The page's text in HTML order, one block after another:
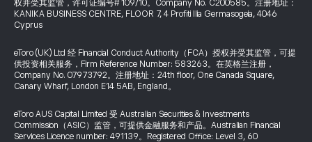
权并受其监管，许可证编号# 109/10。Company No. C200585。注册地址：
KANIKA BUSINESS CENTRE, FLOOR 7, 4 Profiti Ilia Germasogeia, 4046
Cyprus
eToro (UK) Ltd 经 Financial Conduct Authority（FCA）授权并受其监管，可提
供投资相关服务，Firm Reference Number: 583263。在英格兰注册，
Company No. 07973792。注册地址：24th floor, One Canada Square,
Canary Wharf, London E14 5AB, England。
eToro AUS Capital Limited 受 Australian Securities & Investments
Commission（ASIC）监管，可提供金融服务和产品。Australian Financial
Services Licence number: 491139。Registered Office: Level 3, 60